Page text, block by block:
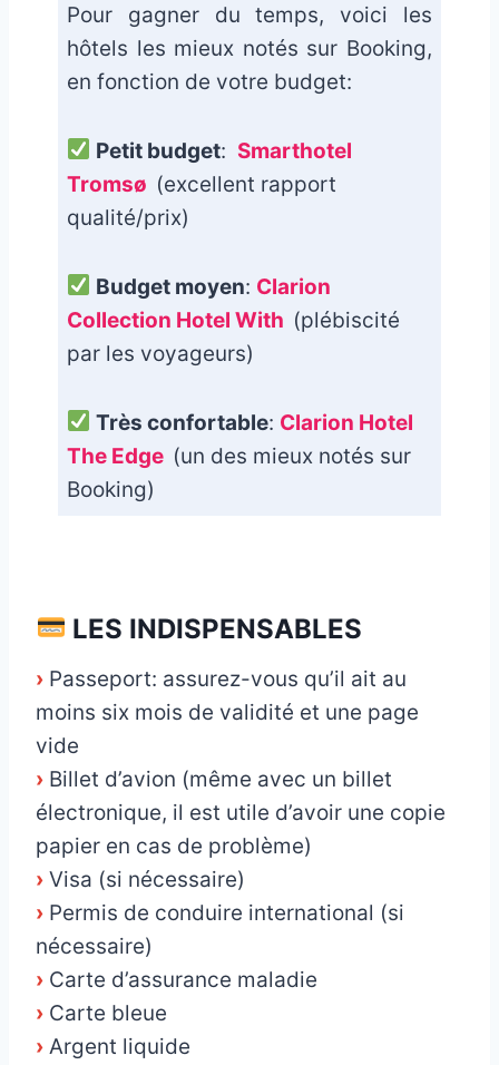
Pour gagner du temps, voici les
hôtels les mieux notés sur Booking,
en fonction de votre budget:
Petit budget: Smarthotel
Tromsø (excellent rapport
qualité/prix)
Budget moyen: Clarion
Collection Hotel With (plébiscité
par les voyageurs)
Très confortable: Clarion Hotel
The Edge (un des mieux notés sur
Booking)
LES INDISPENSABLES
› Passeport: assurez-vous qu’il ait au
moins six mois de validité et une page
vide
› Billet d’avion (même avec un billet
électronique, il est utile d’avoir une copie
papier en cas de problème)
› Visa (si nécessaire)
› Permis de conduire international (si
nécessaire)
› Carte d’assurance maladie
› Carte bleue
› Argent liquide